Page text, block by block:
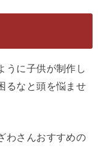
に子供が制作し
るなと頭を悩ませ
わさんおすすめの